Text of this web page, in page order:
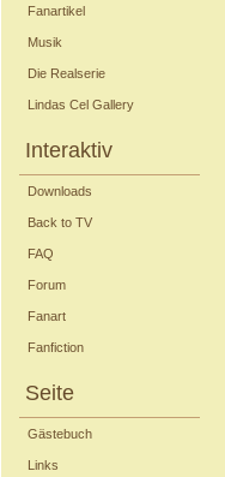
Fanartikel
Musik
Die Realserie
Lindas Cel Gallery
Interaktiv
Downloads
Back to TV
FAQ
Forum
Fanart
Fanfiction
Seite
Gästebuch
Links